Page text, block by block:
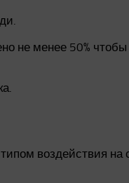
не менее 50% чтобы
воздействия на